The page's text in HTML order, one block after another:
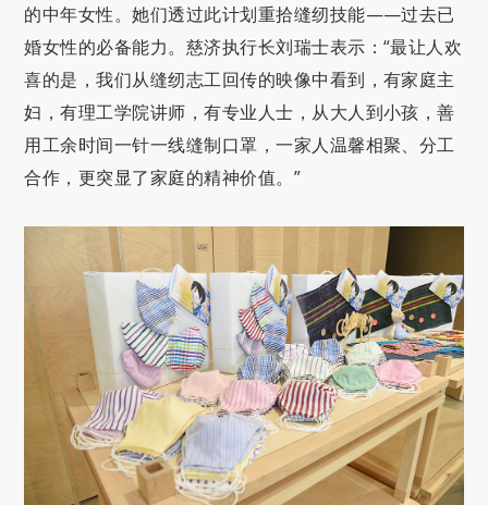
的中年女性。她们透过此计划重拾缝纫技能——过去已
婚女性的必备能力。慈济执行长刘瑞士表示：“最让人欢
喜的是，我们从缝纫志工回传的映像中看到，有家庭主
妇，有理工学院讲师，有专业人士，从大人到小孩，善
用工余时间一针一线缝制口罩，一家人温馨相聚、分工
合作，更突显了家庭的精神价值。”